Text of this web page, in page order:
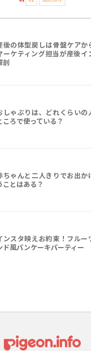
後の体型戻しは骨盤ケア
ーケティング担当が産後イ
剖
しゃぶりは、どれくらいの
ころで使っている？
ちゃんと二人きりでお出か
ことはある？
ンスタ映えお約束！フルー
ド風パンケーキパーティー